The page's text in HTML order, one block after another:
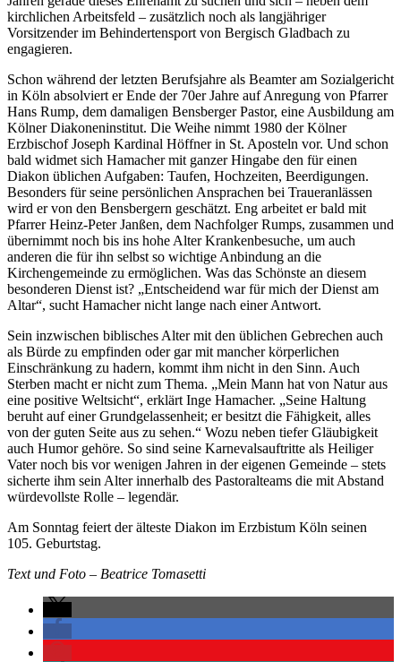
kirchlichen Arbeitsfeld – zusätzlich noch als langjähriger
Vorsitzender im Behindertensport von Bergisch Gladbach zu
engagieren.
Schon während der letzten Berufsjahre als Beamter am Sozialgericht
in Köln absolviert er Ende der 70er Jahre auf Anregung von Pfarrer
Hans Rump, dem damaligen Bensberger Pastor, eine Ausbildung am
Kölner Diakoneninstitut. Die Weihe nimmt 1980 der Kölner
Erzbischof Joseph Kardinal Höffner in St. Aposteln vor. Und schon
bald widmet sich Hamacher mit ganzer Hingabe den für einen
Diakon üblichen Aufgaben: Taufen, Hochzeiten, Beerdigungen.
Besonders für seine persönlichen Ansprachen bei Traueranlässen
wird er von den Bensbergern geschätzt. Eng arbeitet er bald mit
Pfarrer Heinz-Peter Janßen, dem Nachfolger Rumps, zusammen und
übernimmt noch bis ins hohe Alter Krankenbesuche, um auch
anderen die für ihn selbst so wichtige Anbindung an die
Kirchengemeinde zu ermöglichen. Was das Schönste an diesem
besonderen Dienst ist? „Entscheidend war für mich der Dienst am
Altar“, sucht Hamacher nicht lange nach einer Antwort.
Sein inzwischen biblisches Alter mit den üblichen Gebrechen auch
als Bürde zu empfinden oder gar mit mancher körperlichen
Einschränkung zu hadern, kommt ihm nicht in den Sinn. Auch
Sterben macht er nicht zum Thema. „Mein Mann hat von Natur aus
eine positive Weltsicht“, erklärt Inge Hamacher. „Seine Haltung
beruht auf einer Grundgelassenheit; er besitzt die Fähigkeit, alles
von der guten Seite aus zu sehen.“ Wozu neben tiefer Gläubigkeit
auch Humor gehöre. So sind seine Karnevalsauftritte als Heiliger
Vater noch bis vor wenigen Jahren in der eigenen Gemeinde – stets
sicherte ihm sein Alter innerhalb des Pastoralteams die mit Abstand
würdevollste Rolle – legendär.
Am Sonntag feiert der älteste Diakon im Erzbistum Köln seinen
105. Geburtstag.
Text und Foto – Beatrice Tomasetti